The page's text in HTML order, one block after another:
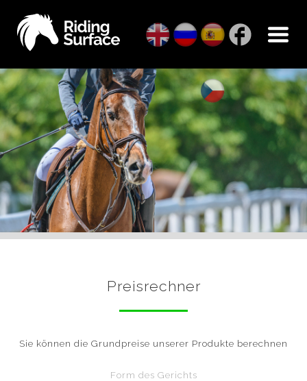
Preisrechner
Sie können die Grundpreise unserer Produkte berechnen
Form des Gerichts